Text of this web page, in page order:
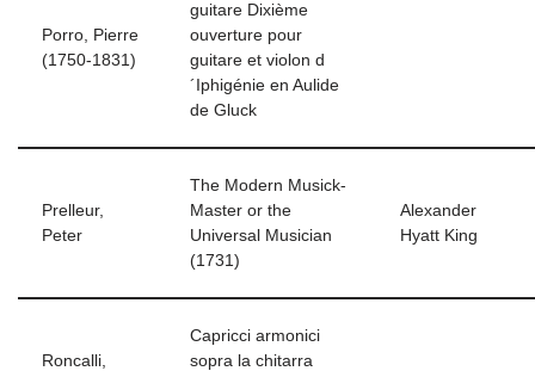
Porro, Pierre
(1750-1831)
guitare Dixième
ouverture pour
guitare et violon d
´Iphigénie en Aulide
de Gluck
Prelleur,
Peter
The Modern Musick-
Master or the
Universal Musician
(1731)
Alexander
Hyatt King
Roncalli,
Capricci armonici
sopra la chitarra